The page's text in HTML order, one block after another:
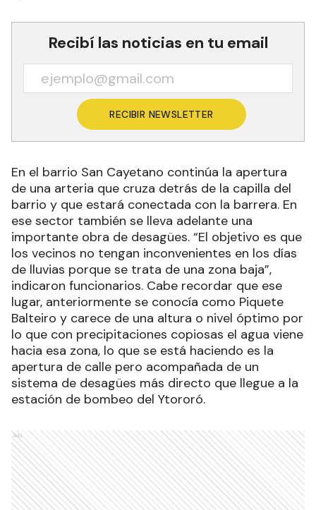
Recibí las noticias en tu email
RECIBIR NEWSLETTER
En el barrio San Cayetano continúa la apertura
de una arteria que cruza detrás de la capilla del
barrio y que estará conectada con la barrera. En
ese sector también se lleva adelante una
importante obra de desagües. “El objetivo es que
los vecinos no tengan inconvenientes en los días
de lluvias porque se trata de una zona baja”,
indicaron funcionarios. Cabe recordar que ese
lugar, anteriormente se conocía como Piquete
Balteiro y carece de una altura o nivel óptimo por
lo que con precipitaciones copiosas el agua viene
hacia esa zona, lo que se está haciendo es la
apertura de calle pero acompañada de un
sistema de desagües más directo que llegue a la
estación de bombeo del Ytororó.
Ads